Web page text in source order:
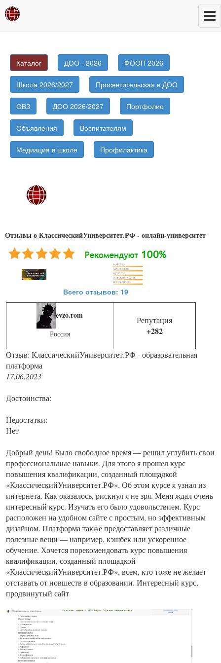
Каталог ДОО - 2026 ФООП 2026
Школа 2026/2027 Просветительская в ДОО
ОВЗ ДОО 2026/2027 Портфолио
Объявления Воспитателям
Медиация в школе Профилактика
Отзывы о КлассическийУниверситет.РФ - онлайн-университет
Всего отзывов: 19
evzo.rom
Россия
Репутация
+282
Отзыв: КлассическийУниверситет.РФ - образовательная
платформа
17.06.2023
Достоинства:
Недостатки:
Нет
Добрый день! Было свободное время — решил углубить свои
профессиональные навыки. Для этого я прошел курс
повышения квалификации, созданный площадкой
«КлассическийУниверситет.РФ». Об этом курсе я узнал из
интернета. Как оказалось, рискнул я не зря. Меня ждал очень
интересный курс. Изучать его было удовольствием. Курс
расположен на удобном сайте с простым, но эффективным
дизайном. Платформа также предоставляет различные
полезные вещи — например, кэшбек или ускоренное
обучение. Хочется порекомендовать курс повышения
квалификации, созданный площадкой
«КлассическийУниверситет.РФ», всем, кто тоже не желает
отставать от новшеств в образовании. Интересный курс,
продвинутый сайт